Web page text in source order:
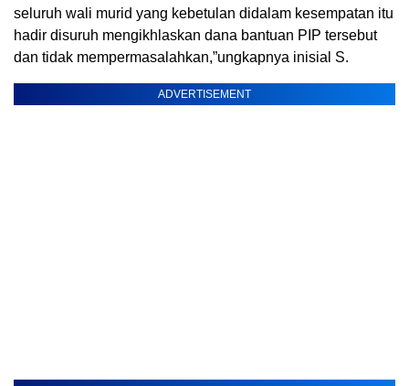
seluruh wali murid yang kebetulan didalam kesempatan itu
hadir disuruh mengikhlaskan dana bantuan PIP tersebut
dan tidak mempermasalahkan,”ungkapnya inisial S.
ADVERTISEMENT